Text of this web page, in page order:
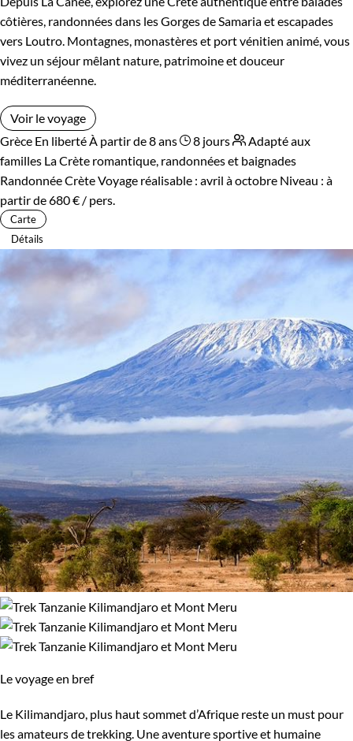
côtières, randonnées dans les Gorges de Samaria et escapades
vers Loutro. Montagnes, monastères et port vénitien animé, vous
vivez un séjour mêlant nature, patrimoine et douceur
méditerranéenne.
Voir le voyage
Grèce En liberté À partir de 8 ans 8 jours
Adapté aux
familles La Crète romantique, randonnées et baignades
Randonnée CrèteVoyage réalisable : avril à octobre Niveau : à
partir de680 € / pers.
Carte
Détails
Le voyage en bref
Le Kilimandjaro, plus haut sommet d’Afrique reste un must pour
les amateurs de trekking. Une aventure sportive et humaine